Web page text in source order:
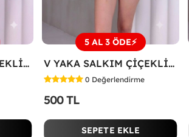
V YAKA SALKIM ÇİÇEKLİ TİŞÖRT Beyaz
5 AL 3 ÖDE⚡
V YAKA SALKIM ÇİÇEKLİ TİŞÖRT Pembe
0 Değerlendirme
500 TL
SEPETE EKLE